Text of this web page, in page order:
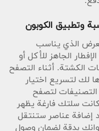
أو يرجى مشاركة
المسجل لتسهيل
جديد ولا تعرف أين
اشترك لتنشئ حساباً
مضبوطة على تفضيلك —
من إدراج العناصر
المنتجات
استخدم
على المجموع. تذكر أن
العرض بحسب شروط
وتطبيق الكوبون
الذي يناسب
الجاهز للأكل أو
الكشتة. أثناء التصفح
لك لتسريع اختيار
لتصفح
سلتك فارغة يظهر
وعند إضافة عناصر ستنتقل
بدقة لضمان وصول